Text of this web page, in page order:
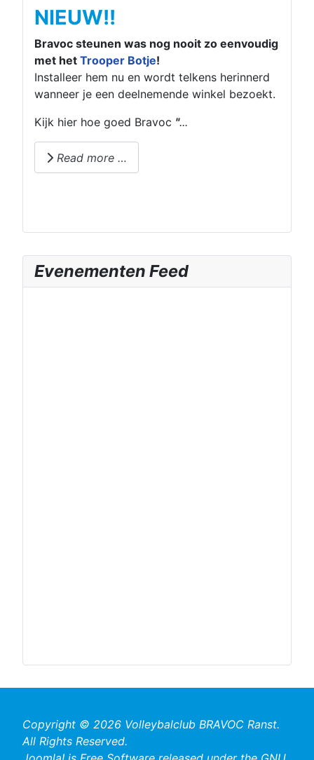
NIEUW!!
Bravoc steunen was nog nooit zo eenvoudig
met het Trooper Botje!
Installeer hem nu en wordt telkens herinnerd
wanneer je een deelnemende winkel bezoekt.
Kijk hier hoe goed Bravoc "...
Read more …
Evenementen Feed
Copyright © 2026 Volleybalclub BRAVOC Ranst.
All Rights Reserved.